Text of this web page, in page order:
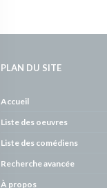
PLAN DU SITE
Accueil
Liste des oeuvres
Liste des comédiens
Recherche avancée
À propos